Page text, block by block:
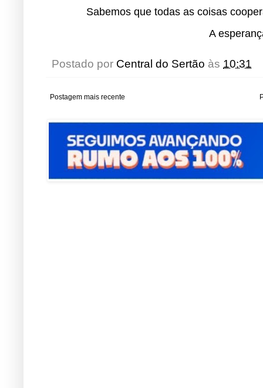
Sabemos que todas as coisas
A
Postado por Central do Sertão às 10:31
Postagem mais recente